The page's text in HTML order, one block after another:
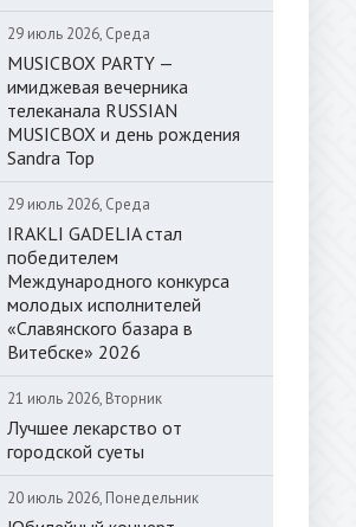
29 июль 2026, Среда
MUSICBOX PARTY —
имиджевая вечерника
телеканала RUSSIAN
MUSICBOX и день рождения
Sandra Top
29 июль 2026, Среда
IRAKLI GADELIA стал
победителем
Международного конкурса
молодых исполнителей
«Славянского базара в
Витебске» 2026
21 июль 2026, Вторник
Лучшее лекарство от
городской суеты
20 июль 2026, Понедельник